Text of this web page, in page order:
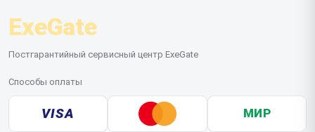
ExeGate
Постгарантийный сервисный центр ExeGate
Способы оплаты
VISA МИР